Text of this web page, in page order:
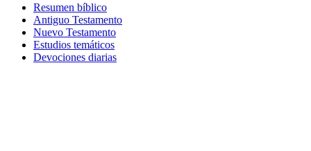
Resumen bíblico
Antiguo Testamento
Nuevo Testamento
Estudios temáticos
Devociones diarias